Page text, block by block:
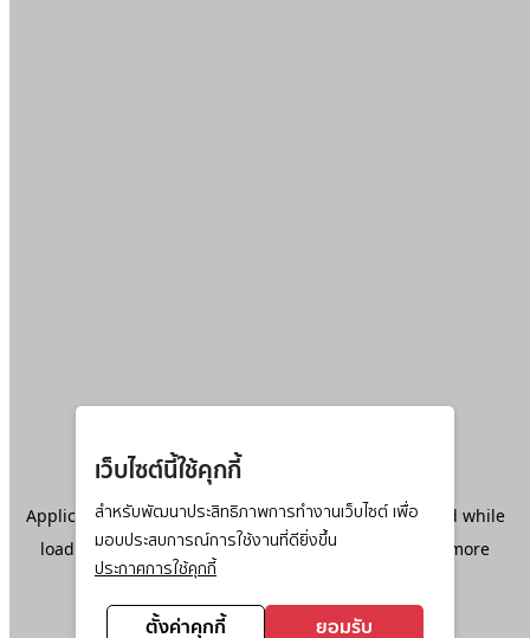
เว็บไซต์นี้ใช้คุกกี้
สำหรับพัฒนาประสิทธิภาพการทำงานเว็บไซต์ เพื่อ
มอบประสบการณ์การใช้งานที่ดียิ่งขึ้น
ประกาศการใช้คุกกี้
ตั้งค่าคุกกี้ ยอมรับ
Application error: aclient-side exception has occurred while
loadingwww.ktc.co.th(see the browser console
for more
information).